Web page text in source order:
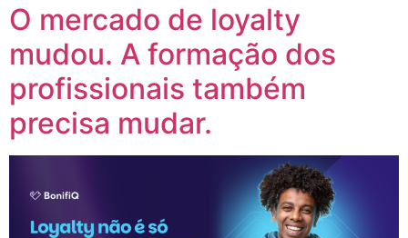
O mercado de loyalty
mudou. A formação dos
profissionais também
precisa mudar.